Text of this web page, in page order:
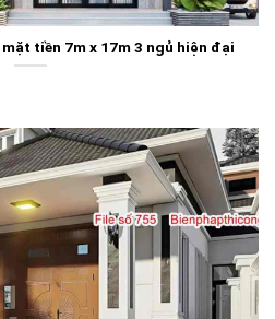
tiền 7m x 17m 3 ngủ hiện đại